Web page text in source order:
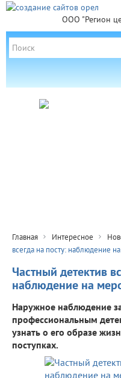
ООО "Регион
Главная Интересное
всегда на посту: наблюдение
Частный детектив
наблюдение на
Наружное наблюдение
профессиональным
узнать о его образе
поступках.